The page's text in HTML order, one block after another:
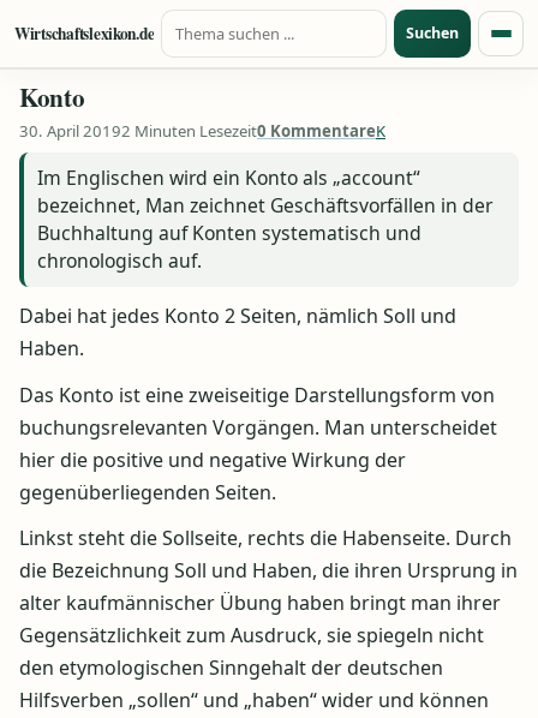
Zum Inhalt springen
Wirtschaftslexikon.de
Suche nach:
Suchen
Konto
30. April 20192 Minuten Lesezeit0 KommentareK
Im Englischen wird ein Konto als „account“
bezeichnet, Man zeichnet Geschäftsvorfällen in der
Buchhaltung auf Konten systematisch und
chronologisch auf.
Dabei hat jedes Konto 2 Seiten, nämlich Soll und
Haben.
Das Konto ist eine zweiseitige Darstellungsform von
buchungsrelevanten Vorgängen. Man unterscheidet
hier die positive und negative Wirkung der
gegenüberliegenden Seiten.
Linkst steht die Sollseite, rechts die Habenseite. Durch
die Bezeichnung Soll und Haben, die ihren Ursprung in
alter kaufmännischer Übung haben bringt man ihrer
Gegensätzlichkeit zum Ausdruck, sie spiegeln nicht
den etymologischen Sinngehalt der deutschen
Hilfsverben „sollen“ und „haben“ wider und können